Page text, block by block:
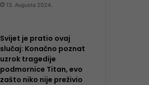
13. Augusta 2024.
Svijet je pratio ovaj
slučaj: Konačno poznat
uzrok tragedije
podmornice Titan, evo
zašto niko nije preživio